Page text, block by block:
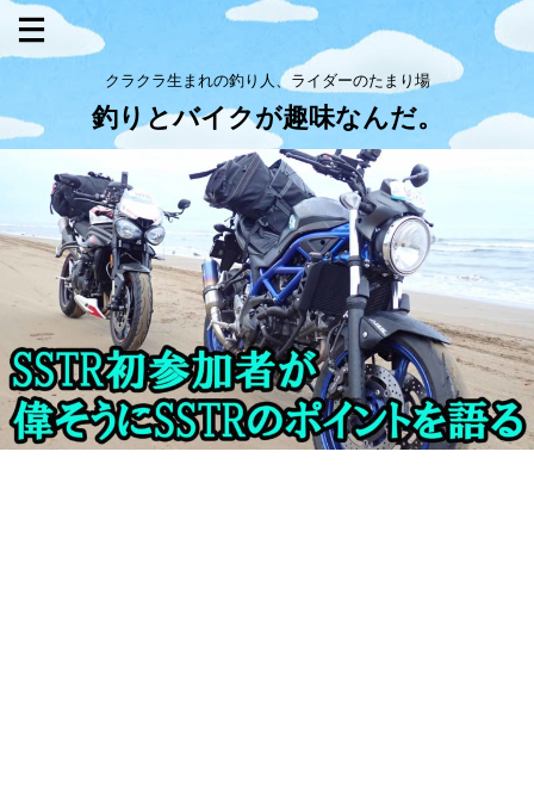
クラクラ生まれの釣り人、ライダーのたまり場
釣りとバイクが趣味なんだ。